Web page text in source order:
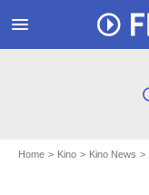
menu
Home Kino Kino News